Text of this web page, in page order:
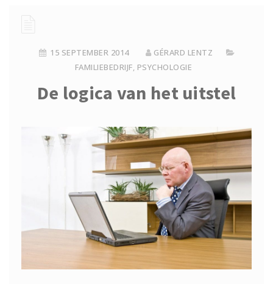
15 SEPTEMBER 2014
GÉRARD LENTZ
FAMILIEBEDRIJF, PSYCHOLOGIE
De logica van het uitstel